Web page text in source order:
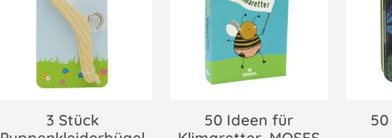
3 Stück
50 Ideen für